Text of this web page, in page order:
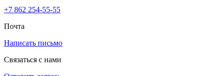
+7 862 254-55-55
Почта
Написать письмо
Связаться с нами